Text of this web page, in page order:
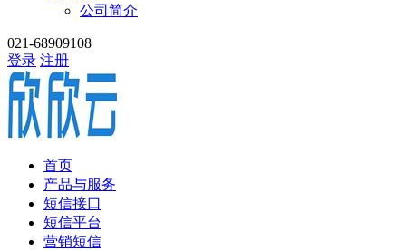
公司简介
021-68909108
登录 注册
首页
产品与服务
短信接口
短信平台
营销短信